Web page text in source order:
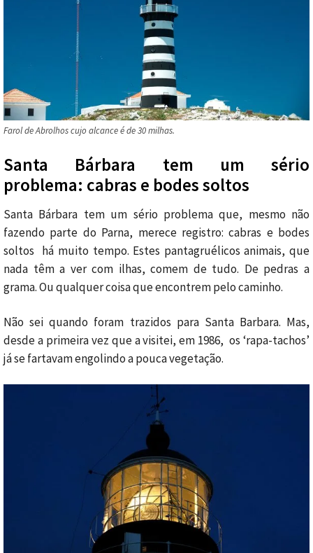
Farol de Abrolhos cujo alcance é de 30 milhas.
Santa Bárbara tem um sério
problema: cabras e bodes soltos
Santa Bárbara tem um sério problema que, mesmo não
fazendo parte do Parna, merece registro: cabras e bodes
soltos há muito tempo. Estes pantagruélicos animais, que
nada têm a ver com ilhas, comem de tudo. De pedras a
grama. Ou qualquer coisa que encontrem pelo caminho.
Não sei quando foram trazidos para Santa Barbara. Mas,
desde a primeira vez que a visitei, em 1986, os ‘rapa-tachos’
já se fartavam engolindo a pouca vegetação.